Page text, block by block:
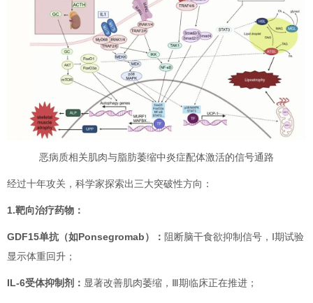
恶病质相关肌肉与脂肪萎缩中炎症配体激活的信号通路
经过十年攻关，科学家探索出三大突破性方向：
1.靶向治疗药物：
GDF15单抗（如Ponsegromab）： 阻断脑干食欲抑制信号，Ⅰ期试验
显示体重回升；
IL-6受体抑制剂： 显著改善肌肉萎缩，Ⅲ期临床正在推进；